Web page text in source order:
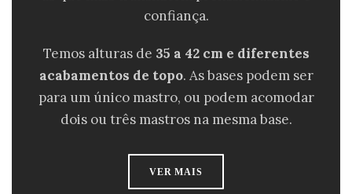
confiança.
Temos alturas de 35 a 42 cm e diferentes
acabamentos de topo. As bases podem ser
para um único mastro, ou podem acomodar
dois ou três mastros na mesma base.
VER MAIS